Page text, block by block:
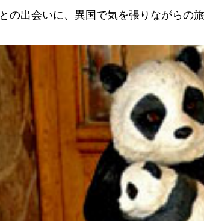
との出会いに、異国で気を張りながらの